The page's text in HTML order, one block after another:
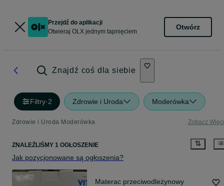
Przejdź do aplikacji
Otwieraj OLX jednym tapnięciem
Otwórz
Znajdź coś dla siebie
Filtry·2 Zdrowie i Uroda Moderówka
Zdrowie i Uroda Moderówka Zobacz
ZNALEŹLIŚMY 1 OGŁOSZENIE
Jak pozycjonowane są ogłoszenia?
Materac przeciwodleżynowy